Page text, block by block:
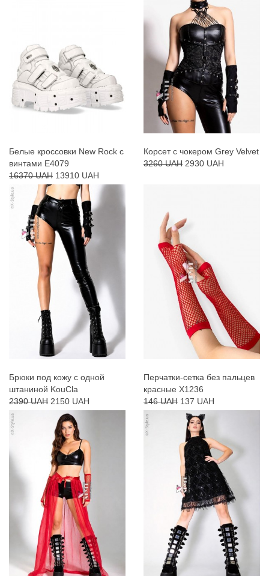
Белые кроссовки New Rock с
винтами E4079
16370 UAH 13910 UAH
Корсет с чокером Grey Velvet
3260 UAH 2930 UAH
Брюки под кожу с одной
штаниной KouCla
2390 UAH 2150 UAH
Перчатки-сетка без пальцев
красные X1236
146 UAH 137 UAH